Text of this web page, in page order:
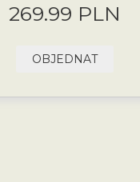
269.99 PLN
OBJEDNAT